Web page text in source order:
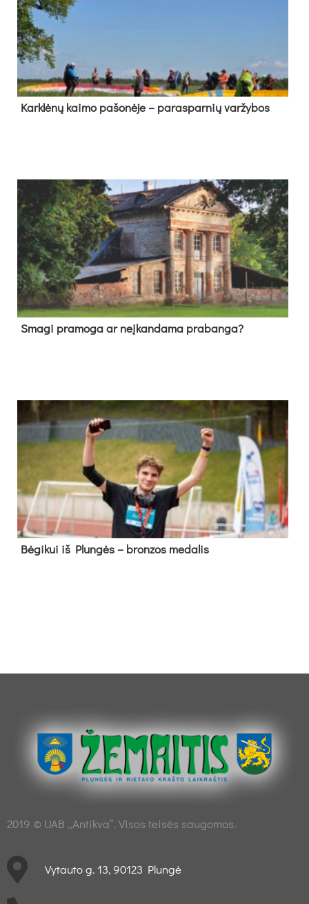
Kark­lė­nų kai­mo pa­šo­nė­je – pa­ras­par­nių var­žy­bos
Sma­gi pra­mo­ga ar neį­kan­da­ma pra­ban­ga?
Bė­gi­kui iš Plun­gės – bron­zos me­da­lis
2019 © UAB „Antikva“. Visos teisės saugomos.
Vytauto g. 13, 90123 Plungė